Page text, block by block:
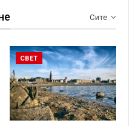
Сите
СВЕТ